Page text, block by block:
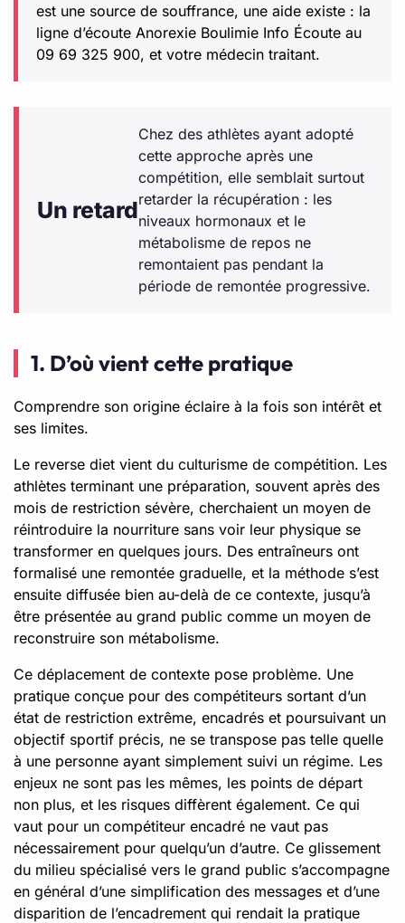
est une source de souffrance, une aide existe : la
ligne d’écoute Anorexie Boulimie Info Écoute au
09 69 325 900, et votre médecin traitant.
Un retard
Chez des athlètes ayant adopté
cette approche après une
compétition, elle semblait surtout
retarder la récupération : les
niveaux hormonaux et le
métabolisme de repos ne
remontaient pas pendant la
période de remontée progressive.
1. D’où vient cette pratique
Comprendre son origine éclaire à la fois son intérêt et
ses limites.
Le reverse diet vient du culturisme de compétition. Les
athlètes terminant une préparation, souvent après des
mois de restriction sévère, cherchaient un moyen de
réintroduire la nourriture sans voir leur physique se
transformer en quelques jours. Des entraîneurs ont
formalisé une remontée graduelle, et la méthode s’est
ensuite diffusée bien au-delà de ce contexte, jusqu’à
être présentée au grand public comme un moyen de
reconstruire son métabolisme.
Ce déplacement de contexte pose problème. Une
pratique conçue pour des compétiteurs sortant d’un
état de restriction extrême, encadrés et poursuivant un
objectif sportif précis, ne se transpose pas telle quelle
à une personne ayant simplement suivi un régime. Les
enjeux ne sont pas les mêmes, les points de départ
non plus, et les risques diffèrent également. Ce qui
vaut pour un compétiteur encadré ne vaut pas
nécessairement pour quelqu’un d’autre. Ce glissement
du milieu spécialisé vers le grand public s’accompagne
en général d’une simplification des messages et d’une
disparition de l’encadrement qui rendait la pratique